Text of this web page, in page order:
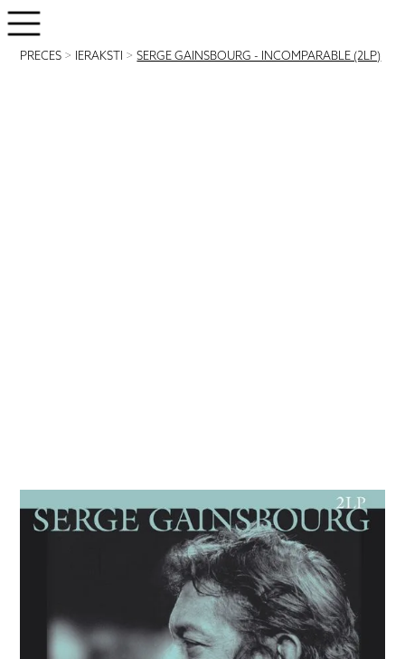
PRECES > IERAKSTI >SERGE GAINSBOURG - INCOMPARABLE (2LP)